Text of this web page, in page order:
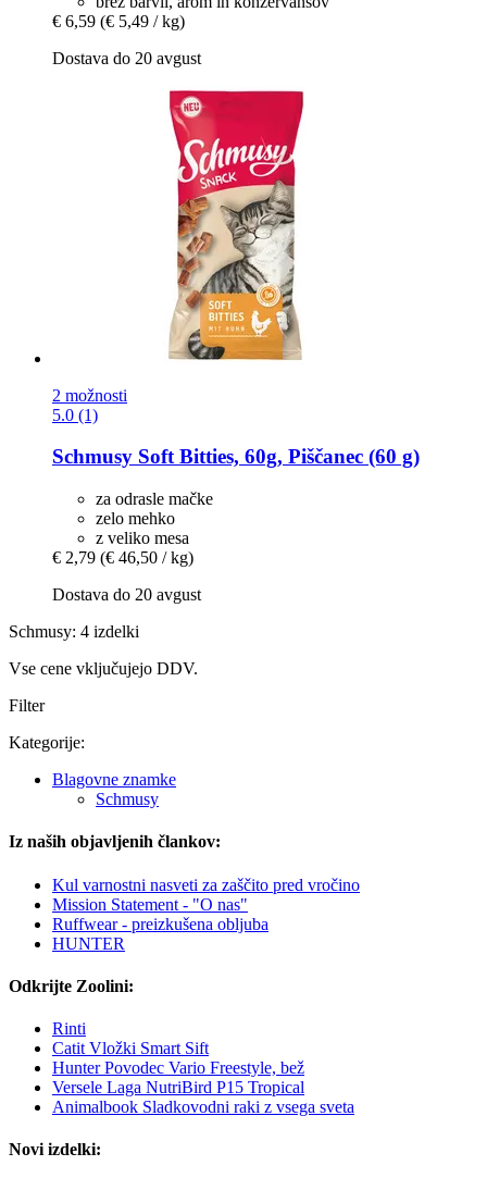
€ 6,59 (€ 5,49 / kg)
Dostava do 20 avgust
2 možnosti
5.0 (1)
Schmusy Soft Bitties, 60g, Piščanec (60 g)
za odrasle mačke
zelo mehko
z veliko mesa
€ 2,79 (€ 46,50 / kg)
Dostava do 20 avgust
Schmusy: 4 izdelki
Vse cene vključujejo DDV.
Filter
Kategorije:
Blagovne znamke
Schmusy
Iz naših objavljenih člankov:
Kul varnostni nasveti za zaščito pred vročino
Mission Statement - "O nas"
Ruffwear - preizkušena obljuba
HUNTER
Odkrijte Zoolini:
Rinti
Catit Vložki Smart Sift
Hunter Povodec Vario Freestyle, bež
Versele Laga NutriBird P15 Tropical
Animalbook Sladkovodni raki z vsega sveta
Novi izdelki: